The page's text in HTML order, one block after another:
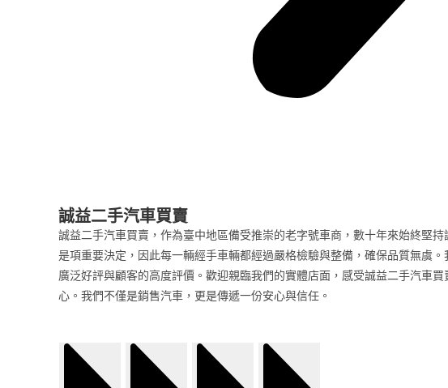
誠益二手汽車買賣
誠益二手汽車買賣，作為臺中地區備受推崇的老字號車商，數十年來始終堅
是項重要決定，因此每一輛經手車輛都經過嚴格檢驗與整備，確保品質無虞
廣泛好評與顧客的高度評價。歡迎親臨我們的實體店面，感受誠益二手汽車
心。我們不僅是銷售汽車，更是傳遞一份安心與信任。